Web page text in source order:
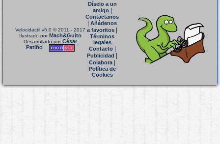
Velocidactil v5.0 © 2011 - 2017
Ilustrado porMach&Guito
Desarrollado porCésar
Patiño
Díselo a un
amigo|
Contáctanos
Añádenos
a favoritos
Términos
legales
Contacto|
Publicidad
Colabora|
Política de
Cookies